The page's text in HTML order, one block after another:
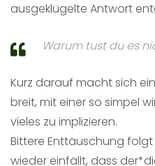
ausgeklügelte Antwort
Warum tust du es
Kurz darauf macht sich
breit, mit einer so simpel
vieles zu implizieren.
Bittere Enttäuschung
wieder einfällt, dass